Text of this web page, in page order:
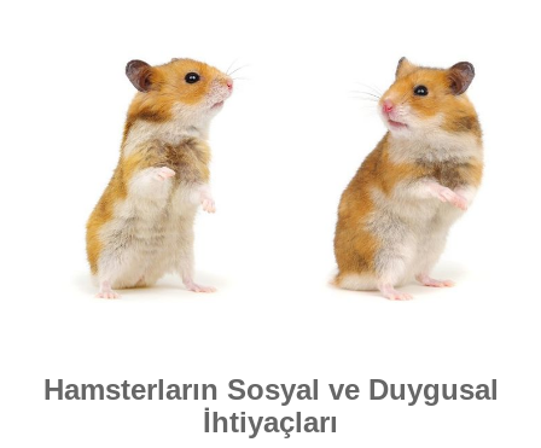
Hamsterların Sosyal ve Duygusal
İhtiyaçları